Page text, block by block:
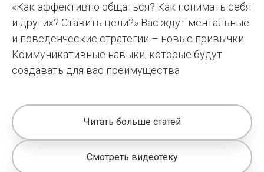
«Как эффективно общаться? Как понимать себя
и других? Ставить цели?» Вас ждут ментальные
и поведенческие стратегии – новые привычки.
Коммуникативные навыки, которые будут
создавать для вас преимущества
Читать больше статей
Смотреть видеотеку